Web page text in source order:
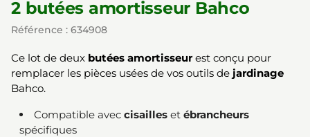
2 butées amortisseur Bahco
Référence : 634908
Ce lot de deux butées amortisseurest conçu pour
remplacer les pièces usées de vos outils de jardinage
Bahco.
Compatible avec cisailles et ébrancheurs
spécifiques